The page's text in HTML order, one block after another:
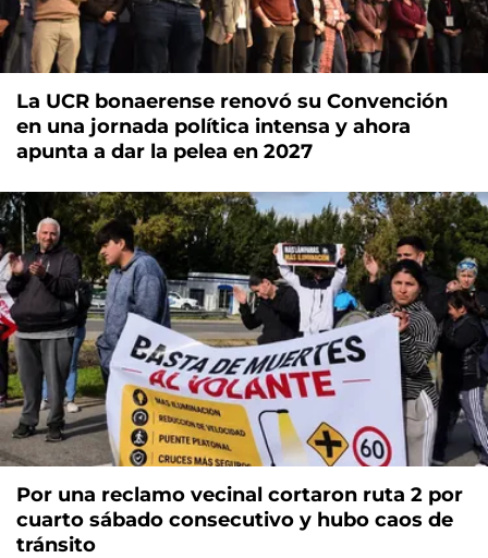
La UCR bonaerense renovó su Convención
en una jornada política intensa y ahora
apunta a dar la pelea en 2027
Por una reclamo vecinal cortaron ruta 2 por
cuarto sábado consecutivo y hubo caos de
tránsito